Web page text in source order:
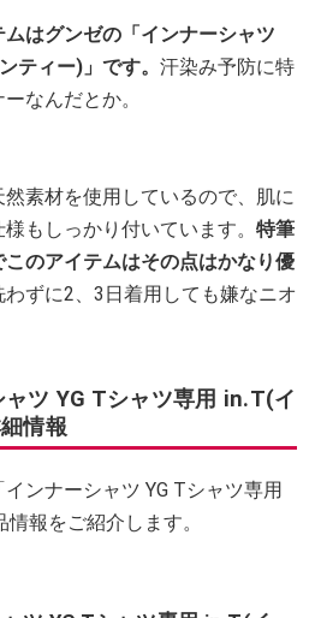
はグンゼの「インナーシャツ
ティー)」です。 汗染み予防に特
なんだとか。
然素材を使用しているので、肌に
もしっかり付いています。 特筆
のアイテムはその点はかなり優
わずに2、3日着用しても嫌なニオ
ツ YG Tシャツ専用 in.T(イ
情報
ンナーシャツ YG Tシャツ専用
報をご紹介します。